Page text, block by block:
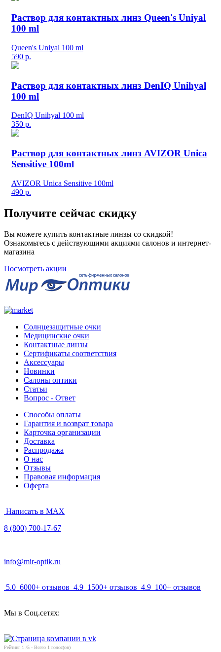
Раствор для контактных линз Queen's Uniyal
100 ml
Queen's Uniyal 100 ml
590 р.
Раствор для контактных линз DenIQ Unihyal
100 ml
DenIQ Unihyal 100 ml
350 р.
Раствор для контактных линз AVIZOR Unica
Sensitive 100ml
AVIZOR Unica Sensitive 100ml
490 р.
Получите сейчас скидку
Вы можете купить контактные линзы со скидкой!
Ознакомьтесь с действующими акциями салонов и интернет-
магазина
Посмотреть акции
Солнцезащитные очки
Медицинские очки
Контактные линзы
Сертификаты соответствия
Аксессуары
Новинки
Салоны оптики
Статьи
Вопрос - Ответ
Способы оплаты
Гарантия и возврат товара
Карточка организации
Доставка
Распродажа
О нас
Отзывы
Правовая информация
Оферта
Написать в MAX
8 (800) 700-17-67
info@mir-optik.ru
5.0 6000+ отзывов 4.9 1500+ отзывов 4.9 100+ отзывов
Мы в Соц.сетях:
Рейтинг 1 /5 - Всего 1 голос(ов)